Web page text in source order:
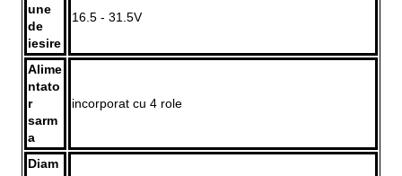
une
de
iesire
16.5 - 31.5V
Alime
ntato
r
sarm
a
incorporat cu 4 role
Diam